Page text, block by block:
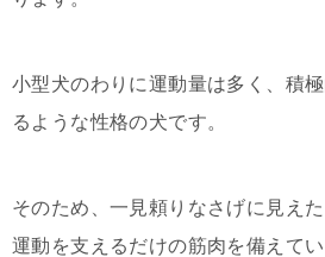
小型犬のわりに運動量は多く、積
るような性格の犬です。
そのため、一見頼りなさげに見え
運動を支えるだけの筋肉を備えてい